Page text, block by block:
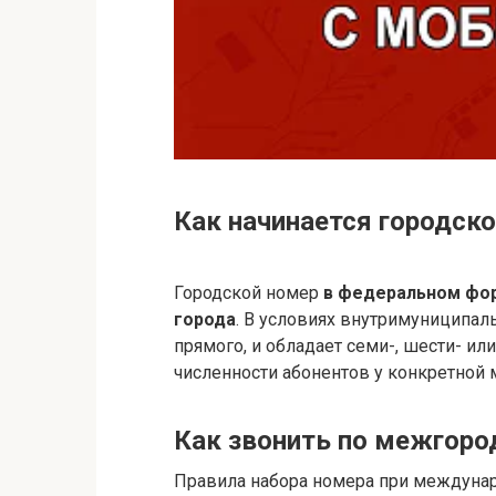
Как начинается
Городской номер в федеральном
города. В условиях
прямого, и обладает семи-, шести-
численности абонентов у
Как звонить по
Правила набора номера при